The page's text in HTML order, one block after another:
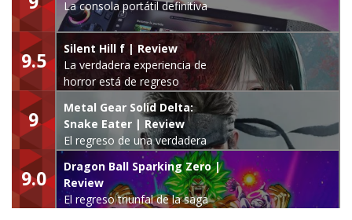
La consola portátil definitiva
9.5
Silent Hill f | Review
La verdadera experiencia de
horror está de regreso
9
Metal Gear Solid Delta:
Snake Eater | Review
El regreso de una verdadera
leyenda
9.0
Dragon Ball Sparking Zero |
Review
El regreso triunfal de la saga